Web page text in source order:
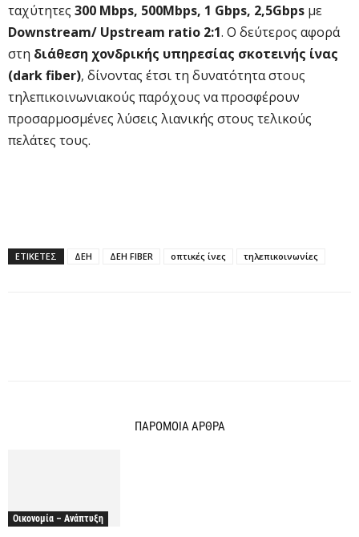
ταχύτητες 300 Mbps, 500Mbps, 1 Gbps, 2,5Gbps με
Downstream/ Upstream ratio 2:1. Ο δεύτερος αφορά
στη διάθεση χονδρικής υπηρεσίας σκοτεινής ίνας
(dark fiber), δίνοντας έτσι τη δυνατότητα στους
τηλεπικοινωνιακούς παρόχους να προσφέρουν
προσαρμοσμένες λύσεις λιανικής στους τελικούς
πελάτες τους.
ΕΤΙΚΕΤΕΣ ΔΕΗ ΔΕΗ FIBER οπτικές ίνες τηλεπικοινωνίες
ΠΑΡΟΜΟΙΑ ΑΡΘΡΑ
Οικονομία – Ανάπτυξη